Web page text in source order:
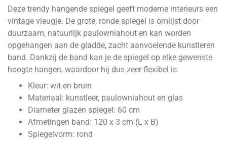
Deze trendy hangende spiegel geeft moderne interieurs een
vintage vleugje. De grote, ronde spiegel is omlijst door
duurzaam, natuurlijk paulowniahout en kan worden
opgehangen aan de gladde, zacht aanvoelende kunstleren
band. Dankzij de band kan je de spiegel op elke gewenste
hoogte hangen, waardoor hij dus zeer flexibel is.
Kleur: wit en bruin
Materiaal: kunstleer, paulowniahout en glas
Diameter glazen spiegel: 60 cm
Afmetingen band: 120 x 3 cm (L x B)
Spiegelvorm: rond